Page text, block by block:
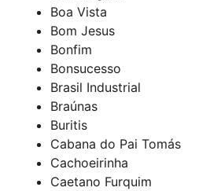
Boa Vista
Bom Jesus
Bonfim
Bonsucesso
Brasil Industrial
Braúnas
Buritis
Cabana do Pai Tomás
Cachoeirinha
Caetano Furquim